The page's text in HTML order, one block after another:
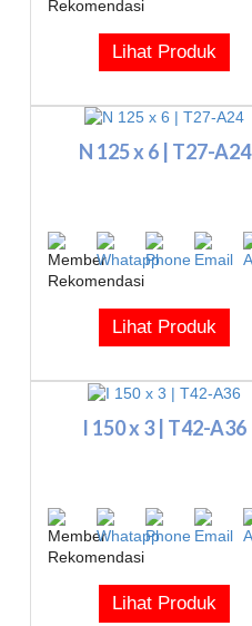
Lihat Produk
N 125 x 6 | T27-A24
Lihat Produk
I 150 x 3 | T42-A36
Lihat Produk